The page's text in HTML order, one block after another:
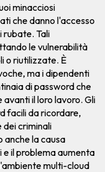
minacciosi
che danno l'accesso
rubate. Tali
le vulnerabilità
o riutilizzate. È
ma i dipendenti
di password che
il loro lavoro. Gli
facili da ricordare,
dei criminali
anche la causa
il problema aumenta
multi-cloud